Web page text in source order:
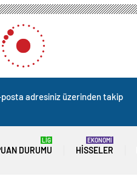
adresiniz üzerinden takip
DURUMU
LİG
HISSELER
EKONOMİ